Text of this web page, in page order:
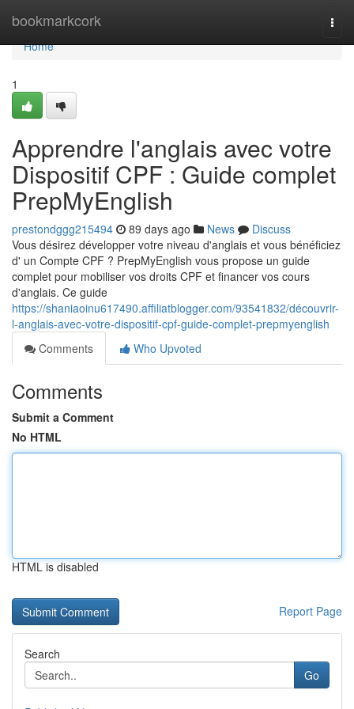
bookmarkcork
Home
Home
1
Apprendre l'anglais avec votre
Dispositif CPF : Guide complet
PrepMyEnglish
prestondggg215494 89 days ago News
Discuss
Vous désirez développer votre niveau d'anglais et vous bénéficiez
d' un Compte CPF ? PrepMyEnglish vous propose un guide
complet pour mobiliser vos droits CPF et financer vos cours
d'anglais. Ce guide
https://shaniaoinu617490.affiliatblogger.com/93541832/découvrir-
l-anglais-avec-votre-dispositif-cpf-guide-complet-prepmyenglish
Comments
Who Upvoted
Comments
Submit a Comment
No HTML
HTML is disabled
Report Page
Search
Go